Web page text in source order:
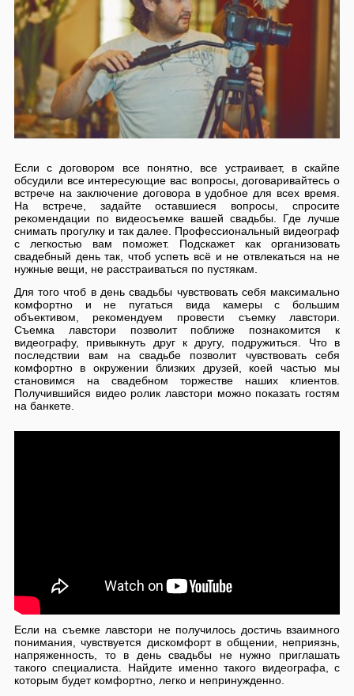
Если с договором все понятно, все устраивает, в скайпе
обсудили все интересующие вас вопросы, договаривайтесь о
встрече на заключение договора в удобное для всех время.
На встрече, задайте оставшиеся вопросы, спросите
рекомендации по видеосъемке вашей свадьбы. Где лучше
снимать прогулку и так далее. Профессиональный видеограф
с легкостью вам поможет. Подскажет как организовать
свадебный день так, чтоб успеть всё и не отвлекаться на не
нужные вещи, не расстраиваться по пустякам.
Для того чтоб в день свадьбы чувствовать себя максимально
комфортно и не пугаться вида камеры с большим
объективом, рекомендуем провести съемку лавстори.
Съемка лавстори позволит поближе познакомится к
видеографу, привыкнуть друг к другу, подружиться. Что в
последствии вам на свадьбе позволит чувствовать себя
комфортно в окружении близких друзей, коей частью мы
становимся на свадебном торжестве наших клиентов.
Получившийся видео ролик лавстори можно показать гостям
на банкете.
Если на съемке лавстори не получилось достичь взаимного
понимания, чувствуется дискомфорт в общении, неприязнь,
напряженность, то в день свадьбы не нужно приглашать
такого специалиста. Найдите именно такого видеографа, с
которым будет комфортно, легко и непринужденно.